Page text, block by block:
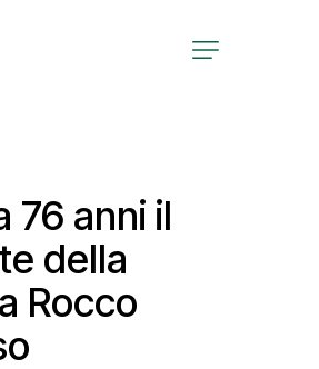
76 anni il
della
Rocco